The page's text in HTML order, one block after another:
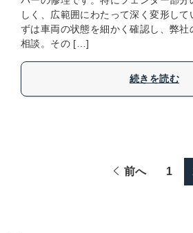
しく、広範囲にわたって深く変形して
ずは車両の状態を細かく確認し、弊社
相談。その […]
続きを読む
前へ 1